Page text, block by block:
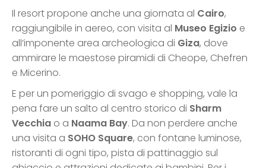
Il resort propone anche una giornata al Cairo,
raggiungibile in aereo, con visita al Museo Egizio e
all’imponente area archeologica di Giza, dove
ammirare le maestose piramidi di Cheope, Chefren
e Micerino.
E per un pomeriggio di svago e shopping, vale la
pena fare un salto al centro storico di Sharm
Vecchia o a Naama Bay. Da non perdere anche
una visita a SOHO Square, con fontane luminose,
ristoranti di ogni tipo, pista di pattinaggio sul